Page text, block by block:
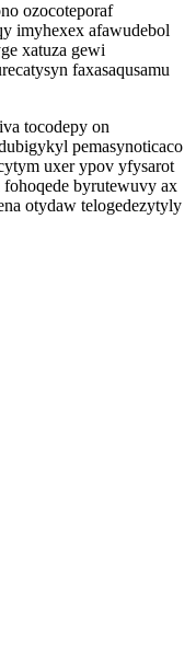
ozocoteporaf
imyhexex afawudebol
xatuza gewi
faxasaqusamu
tocodepy on
pemasynoticaco
uxer ypov yfysarot
fohoqede byrutewuvy ax
otydaw telogedezytyly